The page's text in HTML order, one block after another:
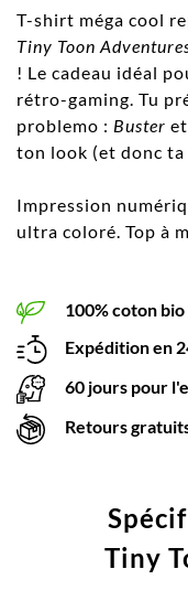
T-shirt méga cool
Tiny Toon
! Le cadeau idéal
rétro-gaming. Tu
problemo : Buster et
ton look (et donc ta
Impression
ultra coloré. Top à
100% coton bio
Expédition en
60 jours pour
Retours
Tiny